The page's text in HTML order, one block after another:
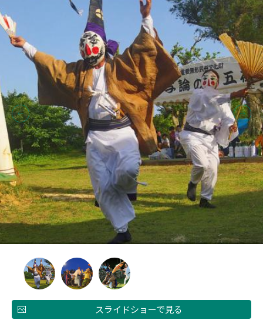
スライドショーで見る